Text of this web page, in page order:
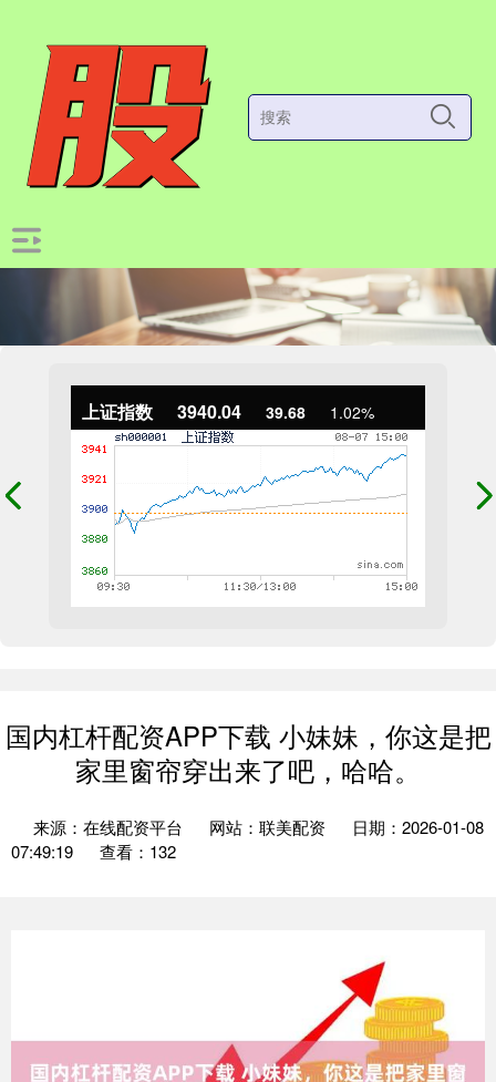
上证指数 3940.04 39.68 1.02%
国内杠杆配资APP下载 小妹妹，你这是把
家里窗帘穿出来了吧，哈哈。
来源：在线配资平台 网站：联美配资
日期：2026-01-08
07:49:19
查看：132